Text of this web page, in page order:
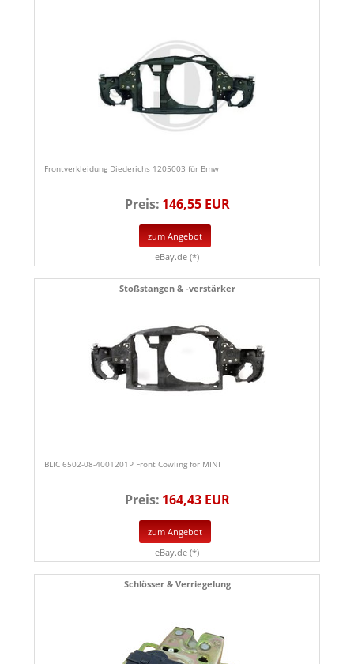
Frontverkleidung Diederichs 1205003 für Bmw
Preis: 146,55 EUR
zum Angebot
eBay.de (*)
Stoßstangen & -verstärker
BLIC 6502-08-4001201P Front Cowling for MINI
Preis: 164,43 EUR
zum Angebot
eBay.de (*)
Schlösser & Verriegelung